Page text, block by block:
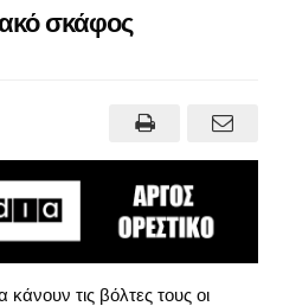
σκάφος
τις βόλτες τους οι